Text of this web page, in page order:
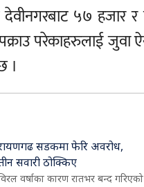
५७ हजार
परेकाहरुलाई जुवा
।
सडकमा फेरि अवरोध,
सवारी ठोक्किए
वर्षाका कारण रातभर बन्द गरिएको